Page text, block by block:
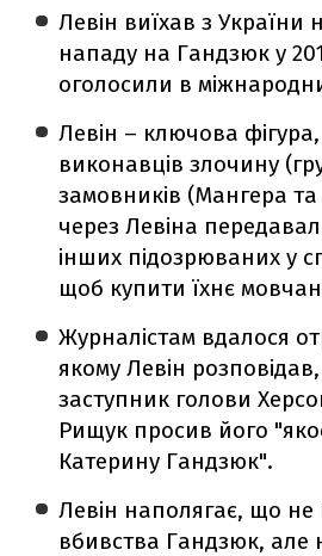
Левін виїхав з України
нападу на Гандзюк у
оголосили в
Левін – ключова
виконавців злочину
замовників (Мангера
через Левіна
інших підозрюваних у
щоб купити їхнє
Журналістам вдалося
якому Левін
заступник голови
Рищук просив його
Катерину Гандзюк".
Левін наполягає, що
вбивства Гандзюк, але